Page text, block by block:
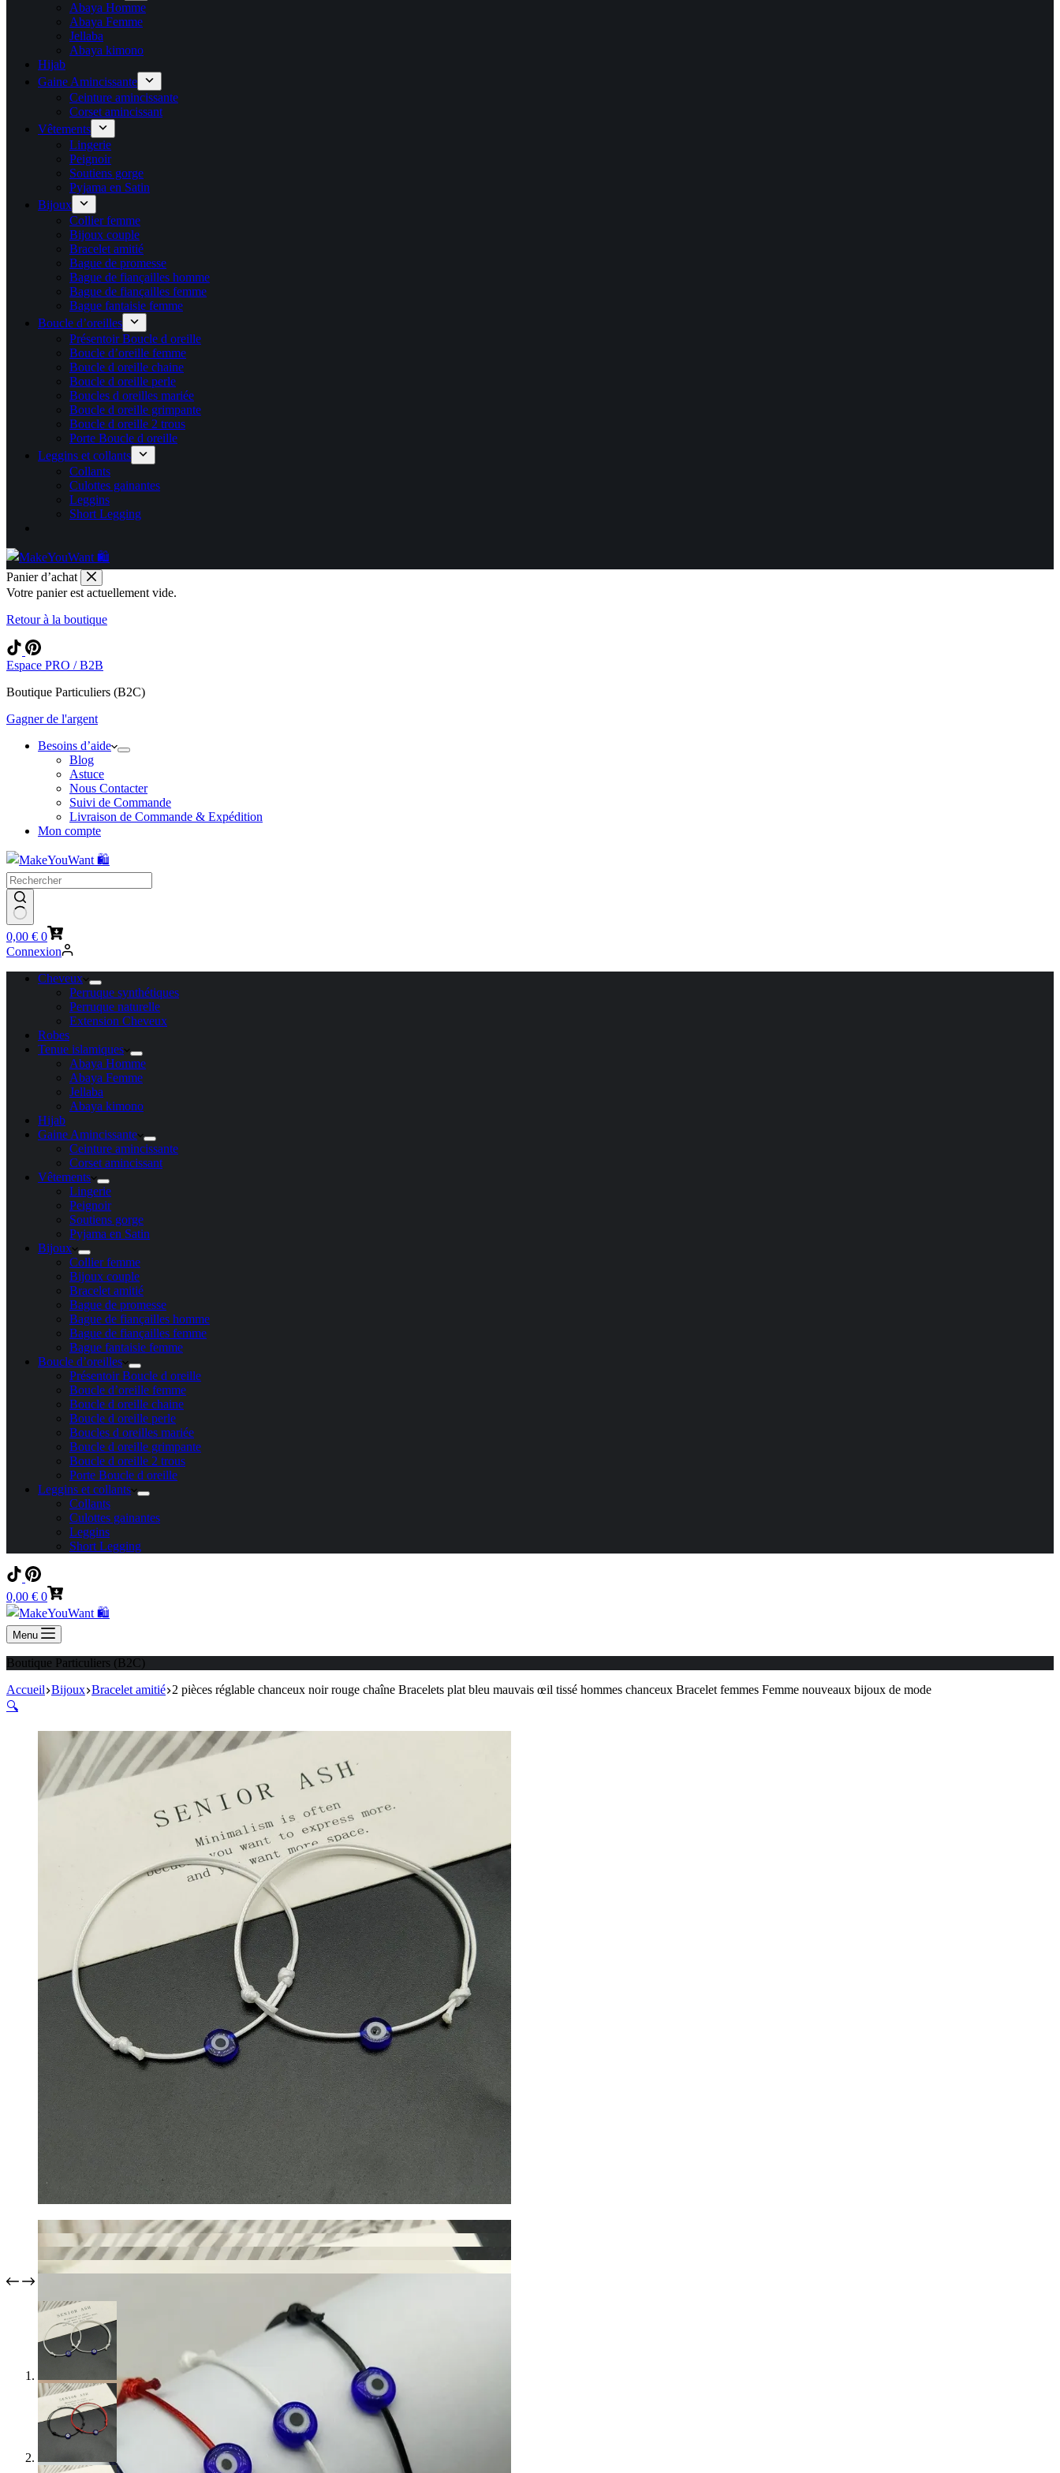
Abaya Homme
Abaya Femme
Jellaba
Abaya kimono
Hijab
Gaine Amincissante
Ceinture amincissante
Corset amincissant
Vêtements
Lingerie
Peignoir
Soutiens gorge
Pyjama en Satin
Bijoux
Collier femme
Bijoux couple
Bracelet amitié
Bague de promesse
Bague de fiançailles homme
Bague de fiançailles femme
Bague fantaisie femme
Boucle d’oreilles
Présentoir Boucle d oreille
Boucle d’oreille femme
Boucle d oreille chaine
Boucle d oreille perle
Boucles d oreilles mariée
Boucle d oreille grimpante
Boucle d oreille 2 trous
Porte Boucle d oreille
Leggins et collants
Collants
Culottes gainantes
Leggins
Short Legging
Panier d’achat
Votre panier est actuellement vide.
Retour à la boutique
Espace PRO / B2B
Boutique Particuliers (B2C)
Gagner de l'argent
Besoins d’aide
Blog
Astuce
Nous Contacter
Suivi de Commande
Livraison de Commande & Expédition
Mon compte
Panier
d’achat
0,00 € 0
Connexion
Cheveux
Perruque synthétiques
Perruque naturelle
Extension Cheveux
Robes
Tenue islamiques
Abaya Homme
Abaya Femme
Jellaba
Abaya kimono
Hijab
Gaine Amincissante
Ceinture amincissante
Corset amincissant
Vêtements
Lingerie
Peignoir
Soutiens gorge
Pyjama en Satin
Bijoux
Collier femme
Bijoux couple
Bracelet amitié
Bague de promesse
Bague de fiançailles homme
Bague de fiançailles femme
Bague fantaisie femme
Boucle d’oreilles
Présentoir Boucle d oreille
Boucle d’oreille femme
Boucle d oreille chaine
Boucle d oreille perle
Boucles d oreilles mariée
Boucle d oreille grimpante
Boucle d oreille 2 trous
Porte Boucle d oreille
Leggins et collants
Collants
Culottes gainantes
Leggins
Short Legging
Panier
d’achat
0,00 € 0
Menu
Boutique Particuliers (B2C)
Accueil Bijoux Bracelet amitié 2 pièces réglable chanceux noir rouge chaîne Bracelets plat bleu mauvais œil tissé hommes chanceux Bracelet femmes Femme nouveaux bijoux de mode
🔍